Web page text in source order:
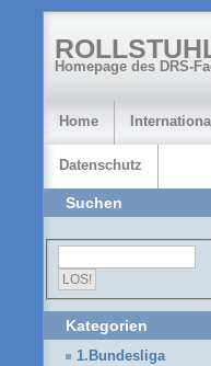
Homepage des DRS-
Home International
Datenschutz
Suchen
Kategorien
1.Bundesliga